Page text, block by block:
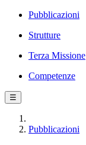
Pubblicazioni
Strutture
Terza Missione
Competenze
☰
Pubblicazioni